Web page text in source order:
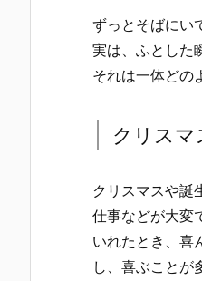
ずっとそばにい
実は、ふとした
それは一体どの
クリスマ
クリスマスや誕
仕事などが大変
いれたとき、喜
し、喜ぶことが